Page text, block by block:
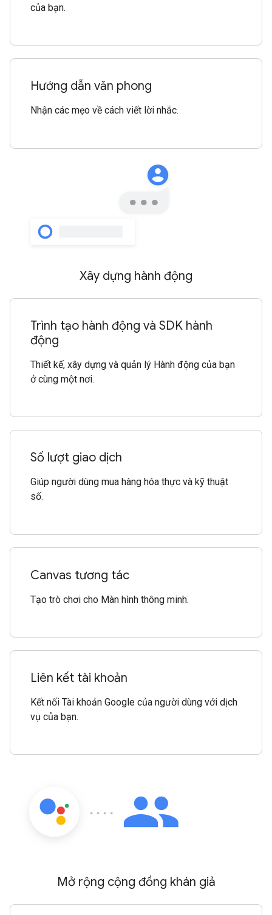
của bạn.
Hướng dẫn văn phong
Nhận các mẹo về cách viết lời nhắc.
Xây dựng hành động
Trình tạo hành động và SDK hành
động
Thiết kế, xây dựng và quản lý Hành động của bạn
ở cùng một nơi.
Số lượt giao dịch
Giúp người dùng mua hàng hóa thực và kỹ thuật
số.
Canvas tương tác
Tạo trò chơi cho Màn hình thông minh.
Liên kết tài khoản
Kết nối Tài khoản Google của người dùng với dịch
vụ của bạn.
Mở rộng cộng đồng khán giả